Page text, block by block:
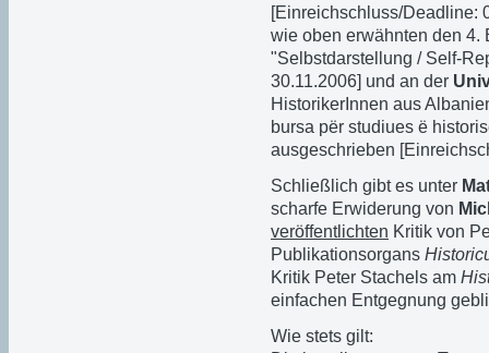
[Einreichschluss/Deadline:
wie oben erwähnten den 4.
"Selbstdarstellung / Self-
30.11.2006] und an der
HistorikerInnen aus
bursa për studiues ë
ausgeschrieben
Schließlich gibt es unter
scharfe Erwiderung von
veröffentlichten Kritik von
Publikationsorgans
Kritik Peter Stachels am
einfachen Entgegnung
Wie stets gilt: